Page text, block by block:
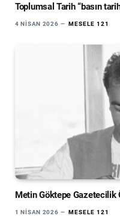
Toplumsal Tarih “basın
4 NISAN 2026 MESELE 121
Metin Göktepe
1 NISAN 2026 MESELE 121